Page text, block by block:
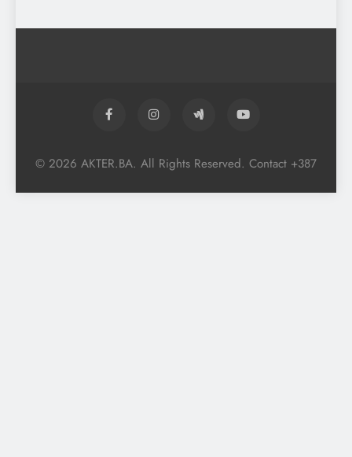
© 2026 AKTER.BA. All Rights Reserved. Contact +387